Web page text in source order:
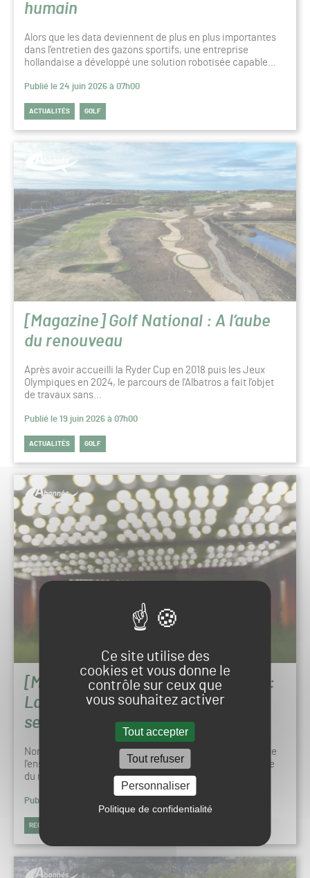
Ce site utilise des
cookies et vous donne le
contrôle sur ceux que
vous souhaitez activer
Tout accepter
Tout refuser
Personnaliser
Politique de confidentialité
humain
Alors que les data deviennent de plus en plus importantes
dans l’entretien des gazons sportifs, une entreprise
hollandaise a développé une solution robotisée capable…
Publié le 24 juin 2026 à 07h00
ACTUALITÉS GOLF
[Magazine] Golf National : A l’aube
du renouveau
Après avoir accueilli la Ryder Cup en 2018 puis les Jeux
Olympiques en 2024, le parcours de l’Albatros a fait l’objet
de travaux sans…
Publié le 19 juin 2026 à 07h00
ACTUALITÉS GOLF
[Magazine] Coupe du Monde 2026 :
La quête des pelouses parfaites
selon John Sorochan
Nommé parmi les chercheurs principaux responsables de
l’ensemble des recherches menées en amont de la Coupe
du monde des clubs 2025 et de la…
Publié le 10 juin 2026 à 09h00
RECHERCHE & INNOVATION